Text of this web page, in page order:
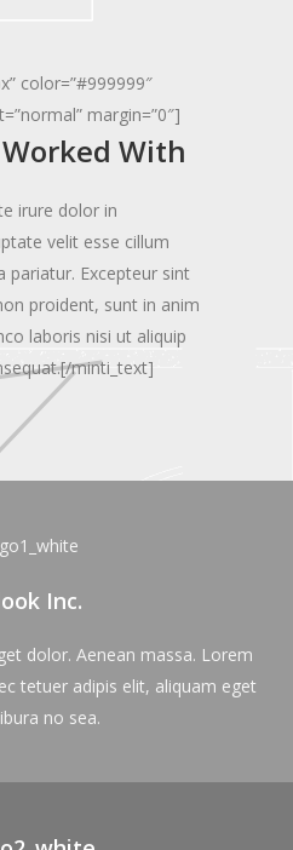
color=”#999999″
margin=”0″]
Worked With
irure dolor in
velit esse cillum
pariatur. Excepteur sint
proident, sunt in anim
laboris nisi ut aliquip
minti_text]
Inc.
dolor. Aenean massa. Lorem
tetuer adipis elit, aliquam eget
no sea.